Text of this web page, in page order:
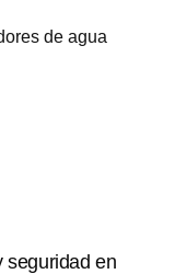
seguridad en